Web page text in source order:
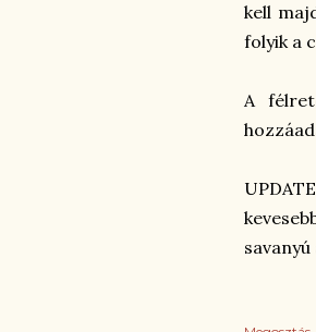
kell
folyik a
A
savanyú